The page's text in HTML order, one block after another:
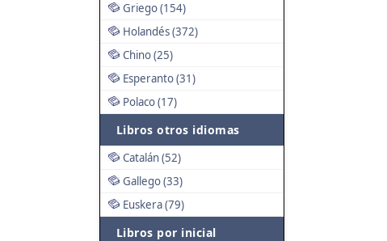
Griego (154)
Holandés (372)
Chino (25)
Esperanto (31)
Polaco (17)
Libros otros idiomas
Catalán (52)
Gallego (33)
Euskera (79)
Libros por inicial